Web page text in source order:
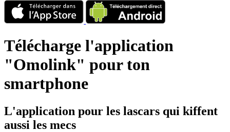
Télécharge l'application
"Omolink" pour ton
smartphone
L'application pour les lascars qui kiffent
aussi les mecs